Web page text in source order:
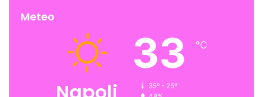
Meteo
33 ℃
35º - 25º